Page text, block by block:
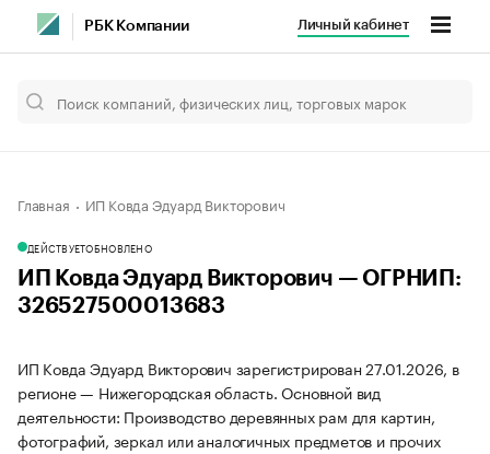
РБК Компании Личный кабинет
Главная ИП Ковда Эдуард Викторович
ДЕЙСТВУЕТОБНОВЛЕНО
ИП Ковда Эдуард Викторович — ОГРНИП:
326527500013683
ИП Ковда Эдуард Викторович зарегистрирован 27.01.2026, в
регионе — Нижегородская область. Основной вид
деятельности: Производство деревянных рам для картин,
фотографий, зеркал или аналогичных предметов и прочих